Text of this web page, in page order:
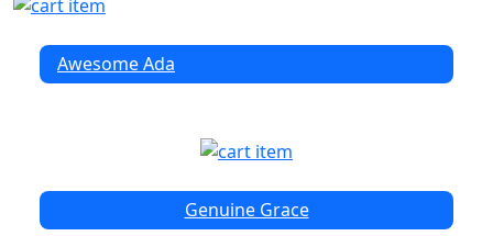
Awesome Ada
Genuine Grace